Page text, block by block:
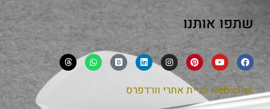
שתפו אותנו
web-clickבניית אתרי וורדפרס